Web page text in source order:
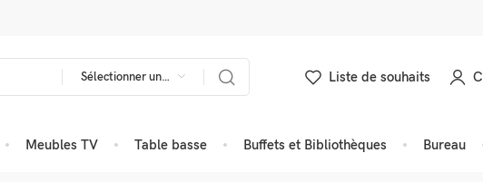
Sélectionner une catégorie Liste de souhaits
Meubles TV Table basse Buffets et Bibliothèques Bureau